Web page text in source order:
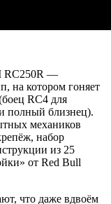
RC250R —
на котором гоняет
RC4 для
полный близнец).
механиков
набор
из 25
от Red Bull
что даже вдвоём